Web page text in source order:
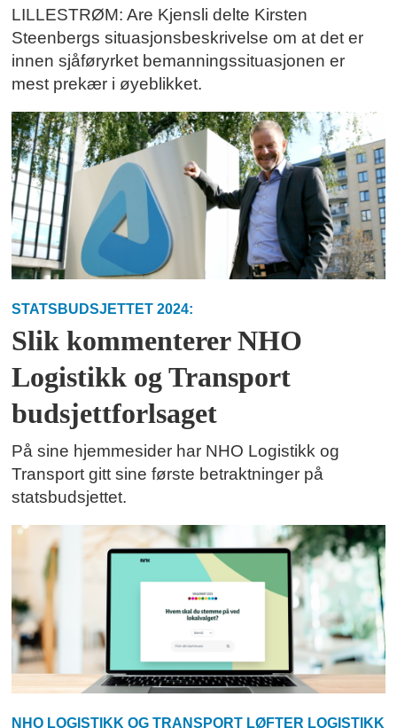
LILLESTRØM: Are Kjensli delte Kirsten
Steenbergs situasjonsbeskrivelse om at det er
innen sjåføryrket bemanningssituasjonen er
mest prekær i øyeblikket.
STATSBUDSJETTET 2024:
Slik kommenterer NHO
Logistikk og Transport
budsjettforlsaget
På sine hjemmesider har NHO Logistikk og
Transport gitt sine første betraktninger på
statsbudsjettet.
NHO LOGISTIKK OG TRANSPORT LØFTER LOGISTIKK